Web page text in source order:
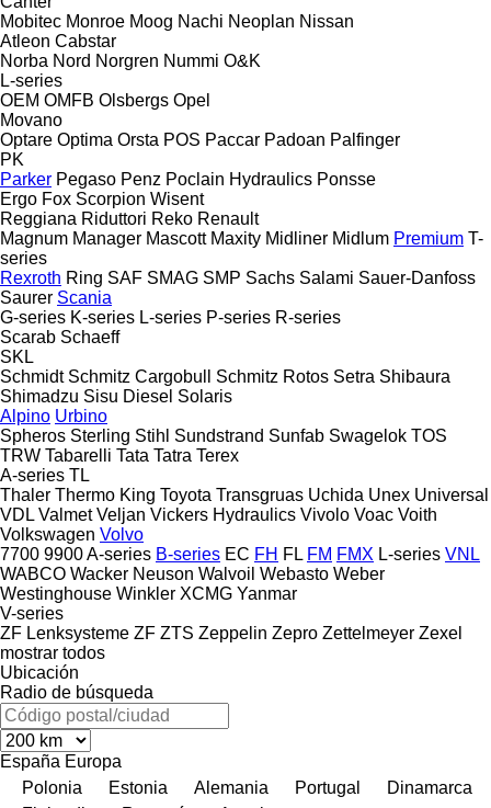
Mobitec Monroe Moog Nachi Neoplan Nissan
Atleon Cabstar
Norba Nord Norgren Nummi O&K
L-series
OEM OMFB Olsbergs Opel
Movano
Optare Optima Orsta POS Paccar Padoan Palfinger
PK
Parker Pegaso Penz Poclain Hydraulics Ponsse
Ergo Fox Scorpion Wisent
Reggiana Riduttori Reko Renault
Magnum Manager Mascott Maxity Midliner Midlum Premium T-
series
Rexroth Ring SAF SMAG SMP Sachs Salami Sauer-Danfoss
Saurer Scania
G-series K-series L-series P-series R-series
Scarab Schaeff
SKL
Schmidt Schmitz Cargobull Schmitz Rotos Setra Shibaura
Shimadzu Sisu Diesel Solaris
Alpino Urbino
Spheros Sterling Stihl Sundstrand Sunfab Swagelok TOS
TRW Tabarelli Tata Tatra Terex
A-series TL
Thaler Thermo King Toyota Transgruas Uchida Unex Universal
VDL Valmet Veljan Vickers Hydraulics Vivolo Voac Voith
Volkswagen Volvo
7700 9900A-series B-series EC FH FL FM FMX L-series VNL
WABCO Wacker Neuson Walvoil Webasto Weber
Westinghouse Winkler XCMG Yanmar
V-series
ZF Lenksysteme ZF ZTS Zeppelin Zepro Zettelmeyer Zexel
mostrar todos
Ubicación
Radio de búsqueda
España Europa
Polonia
Estonia Alemania Portugal
Dinamarca